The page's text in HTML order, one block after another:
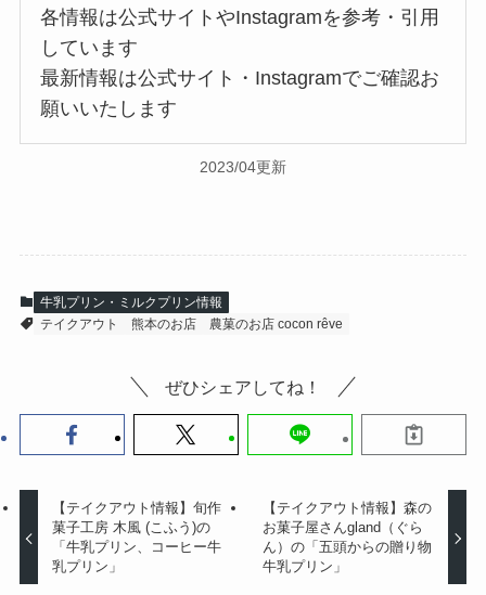
各情報は公式サイトやInstagramを参考・引用
しています
最新情報は公式サイト・Instagramでご確認お
願いいたします
2023/04更新
牛乳プリン・ミルクプリン情報
テイクアウト
熊本のお店 農菓のお店 cocon rêve
ぜひシェアしてね！
【テイクアウト情報】旬作
菓子工房 木風 (こふう)の
「牛乳プリン、コーヒー牛
乳プリン⁡」
【テイクアウト情報】森の
お菓子屋さんgland（ぐら
ん）の「五頭からの贈り物
牛乳プリン」